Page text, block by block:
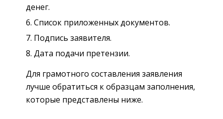
денег.
Список приложенных документов.
Подпись заявителя.
Дата подачи претензии.
Для грамотного составления заявления
лучше обратиться к образцам заполнения,
которые представлены ниже.